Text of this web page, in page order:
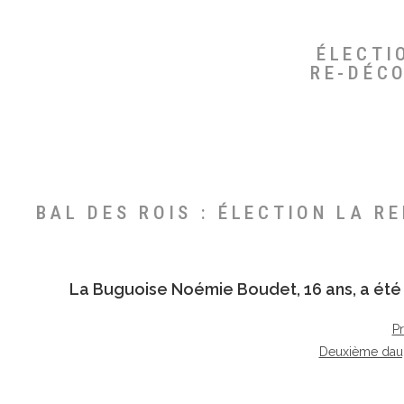
RE-
BAL DES ROIS : ÉLECTION LA
La Buguoise Noémie Boudet, 16 ans, a
Deuxième